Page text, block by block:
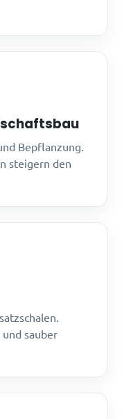
Bepflanzung.
steigern den
sauber